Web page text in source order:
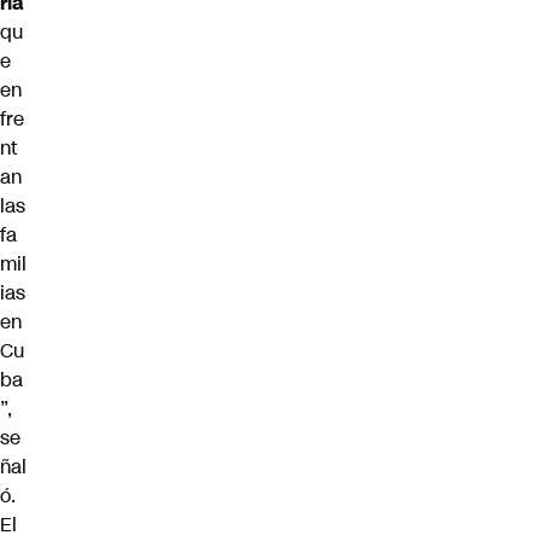
qu
e
en
fre
nt
an
las
fa
mil
ias
en
Cu
ba
”,
se
ñal
ó.
El